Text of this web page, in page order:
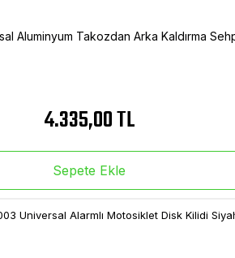
Aluminyum Takozdan Arka Kaldırma
4.335,00 TL
Sepete Ekle